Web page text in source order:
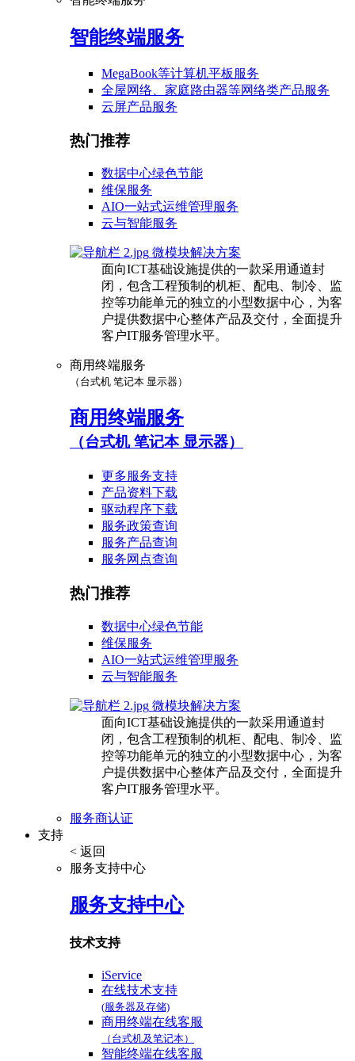
智能终端服务
MegaBook等计算机平板服务
全屋网络、家庭路由器等网络类产品服务
云屏产品服务
热门推荐
数据中心绿色节能
维保服务
AIO一站式运维管理服务
云与智能服务
微模块解决方案
面向ICT基础设施提供的一款采用通道封
闭，包含工程预制的机柜、配电、制冷、监
控等功能单元的独立的小型数据中心，为客
户提供数据中心整体产品及交付，全面提升
客户IT服务管理水平。
商用终端服务
（台式机 笔记本 显示器）
商用终端服务
（台式机 笔记本 显示器）
更多服务支持
产品资料下载
驱动程序下载
服务政策查询
服务产品查询
服务网点查询
热门推荐
数据中心绿色节能
维保服务
AIO一站式运维管理服务
云与智能服务
微模块解决方案
面向ICT基础设施提供的一款采用通道封
闭，包含工程预制的机柜、配电、制冷、监
控等功能单元的独立的小型数据中心，为客
户提供数据中心整体产品及交付，全面提升
客户IT服务管理水平。
服务商认证
支持
< 返回
服务支持中心
服务支持中心
技术支持
iService
在线技术支持
(服务器及存储)
商用终端在线客服
（台式机及笔记本）
智能终端在线客服